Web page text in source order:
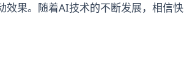
效果。随着AI技术的不断发展，相信